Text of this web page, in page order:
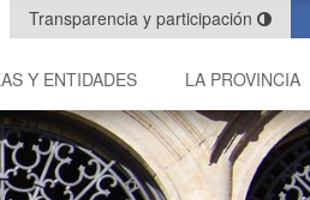
Transparencia y participación
Y ENTIDADES LA PROVINCIA